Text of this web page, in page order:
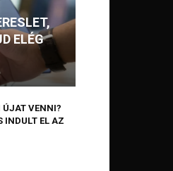
ELÉG
ÚJAT VENNI?
INDULT EL AZ